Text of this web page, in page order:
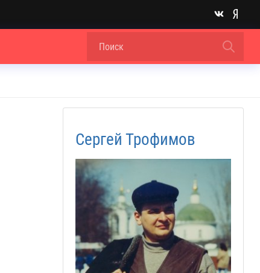
Сергей Трофимов